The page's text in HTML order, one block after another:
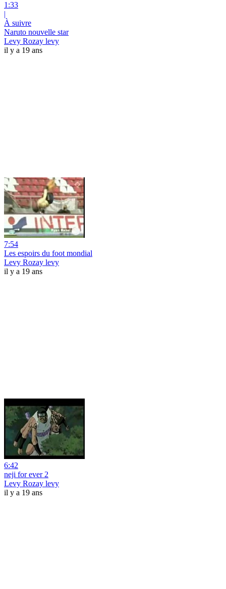
1:33
|
À suivre
Naruto nouvelle star
Levy Rozay levy
il y a 19 ans
7:54
Les espoirs du foot mondial
Levy Rozay levy
il y a 19 ans
6:42
neji for ever 2
Levy Rozay levy
il y a 19 ans